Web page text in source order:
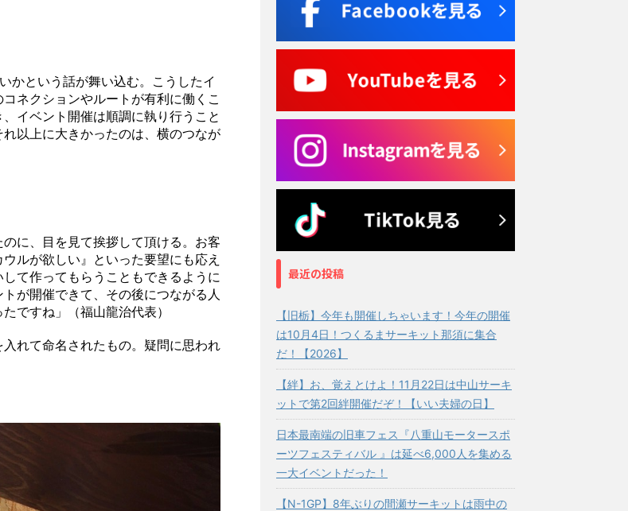
かという話が舞い込む。こうしたイ
ネクションやルートが有利に働くこ
イベント開催は順調に執り行うこと
以上に大きかったのは、横のつなが
に、目を見て挨拶して頂ける。お客
ルが欲しい』といった要望にも応え
て作ってもらうこともできるように
が開催できて、その後につながる人
ですね」（福山龍治代表）
れて命名されたもの。疑問に思われ
最近の投稿
【旧栃】今年も開催しちゃいます！今年の開催
は10月4日！つくるまサーキット那須に集合
だ！【2026】
【絆】お、覚えとけよ！11月22日は中山サーキ
ットで第2回絆開催だぞ！【いい夫婦の日】
日本最南端の旧車フェス『八重山モータースポ
ーツフェスティバル 』は延べ6,000人を集める
一大イベントだった！
【N-1GP】8年ぶりの間瀬サーキットは雨中の